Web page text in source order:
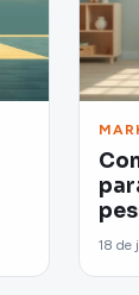
18 de